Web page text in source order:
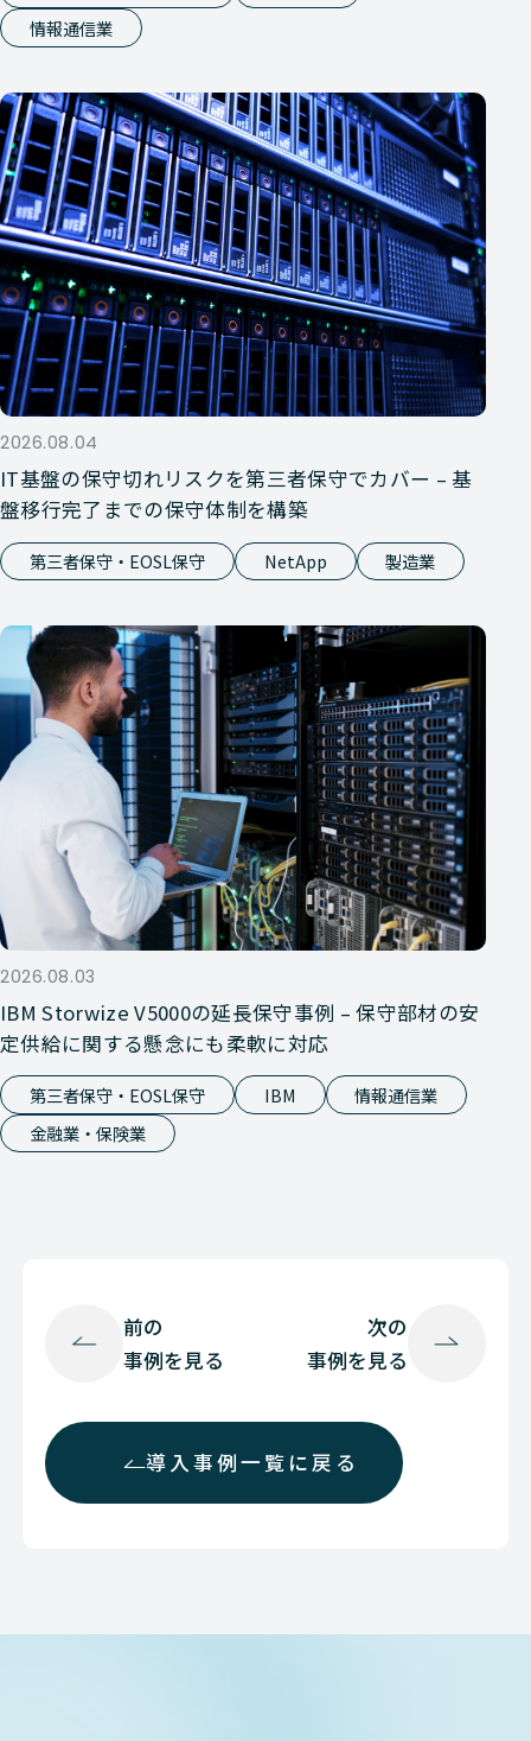
情報通信業
2026.08.04
IT基盤の保守切れリスクを第三者保守でカバー – 基
盤移行完了までの保守体制を構築
第三者保守・EOSL保守 NetApp 製造業
2026.08.03
IBM Storwize V5000の延長保守事例 – 保守部材の安
定供給に関する懸念にも柔軟に対応
第三者保守・EOSL保守 IBM
情報通信業
金融業・保険業
前の
事例を見る
導入事例一覧に戻る
次の
事例を見る